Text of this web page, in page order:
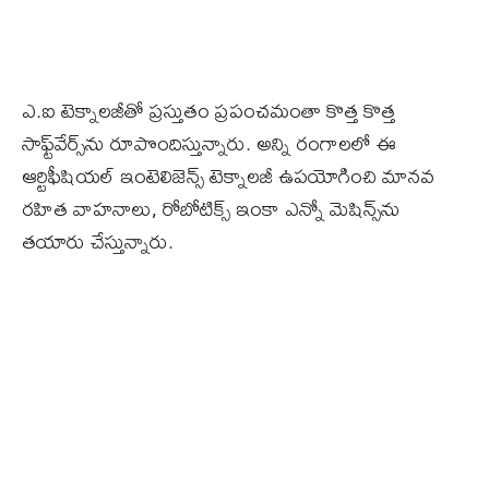
ఎ.ఐ టెక్నాలజీతో ప్రస్తుతం ప్రపంచమంతా కొత్త కొత్త
సాఫ్ట్‌వేర్స్‌ను రూపొందిస్తున్నారు. అన్ని రంగాలలో ఈ
ఆర్టిఫీషియల్‌ ఇంటెలిజెన్స్‌ టెక్నాలజీ ఉపయోగించి మానవ
రహిత వాహనాలు, రోబోటిక్స్‌ ఇంకా ఎన్నో మెషిన్స్‌ను
తయారు చేస్తున్నారు.